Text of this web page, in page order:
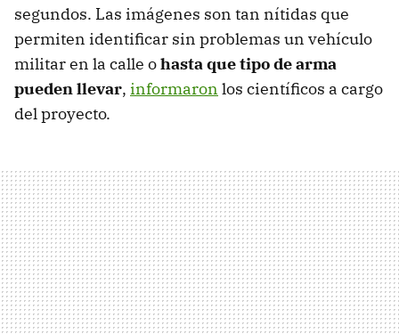
segundos. Las imágenes son tan nítidas que
permiten identificar sin problemas un vehículo
militar en la calle ohasta que tipo de arma
pueden llevar, informaron los científicos a cargo
del proyecto.